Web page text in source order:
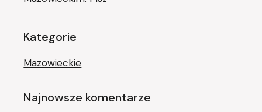
Kategorie
Mazowieckie
Najnowsze komentarze